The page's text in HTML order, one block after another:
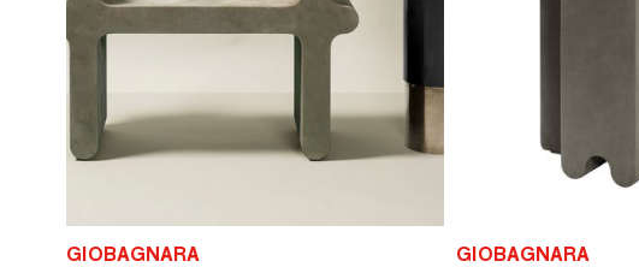
GIOBAGNARA
GIOBAGNARA